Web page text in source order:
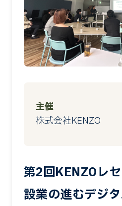
主催
株式会社KENZO
第2回KENZOレ
設業の進むデジタ